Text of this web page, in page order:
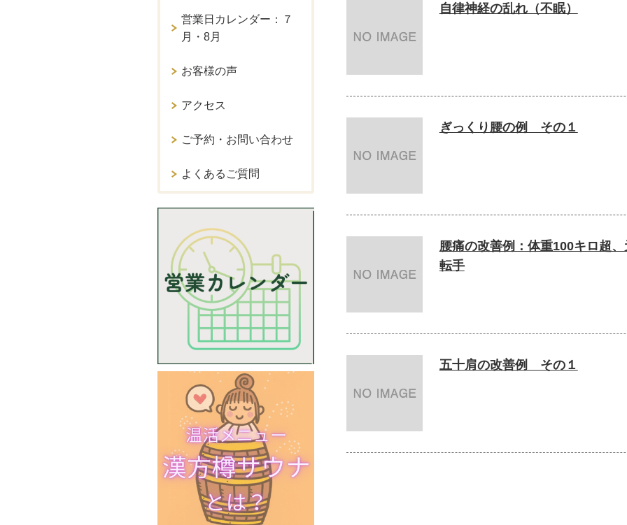
自律神経の乱れ（不眠）
ぎっくり腰の例 その１
腰痛の改善例：体重100キロ超
転手
五十肩の改善例 その１
営業日カレンダー：７
月・8月
お客様の声
アクセス
ご予約・お問い合わせ
よくあるご質問